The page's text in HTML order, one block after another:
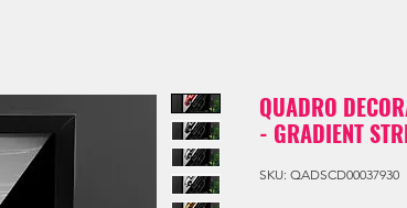
QUADRO
- GRADIENT
SKU: QADSCD00037930